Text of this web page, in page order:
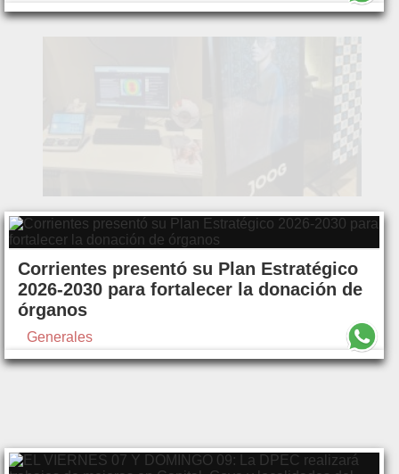
Corrientes presentó su Plan Estratégico
2026-2030 para fortalecer la donación de
órganos
Generales